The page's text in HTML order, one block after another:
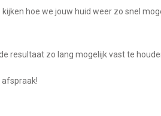
hoe we jouw huid weer zo snel
resultaat zo lang mogelijk vast te
afspraak!